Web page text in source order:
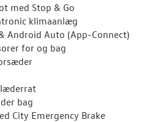
med Stop & Go
klimaanlæg
Android Auto (App-Connect)
for og bag
bag
City Emergency Brake